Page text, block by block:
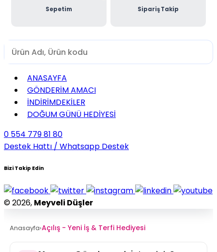
Sepetim Sipariş Takip
ANASAYFA
GÖNDERİM AMACI
İNDİRİMDEKİLER
DOĞUM GÜNÜ HEDİYESİ
0 554 779 81 80
Destek Hattı / Whatsapp Destek
Bizi Takip Edin
© 2026, Meyveli Düşler
Anasayfa›Açılış - Yeni İş & Terfi Hediyesi